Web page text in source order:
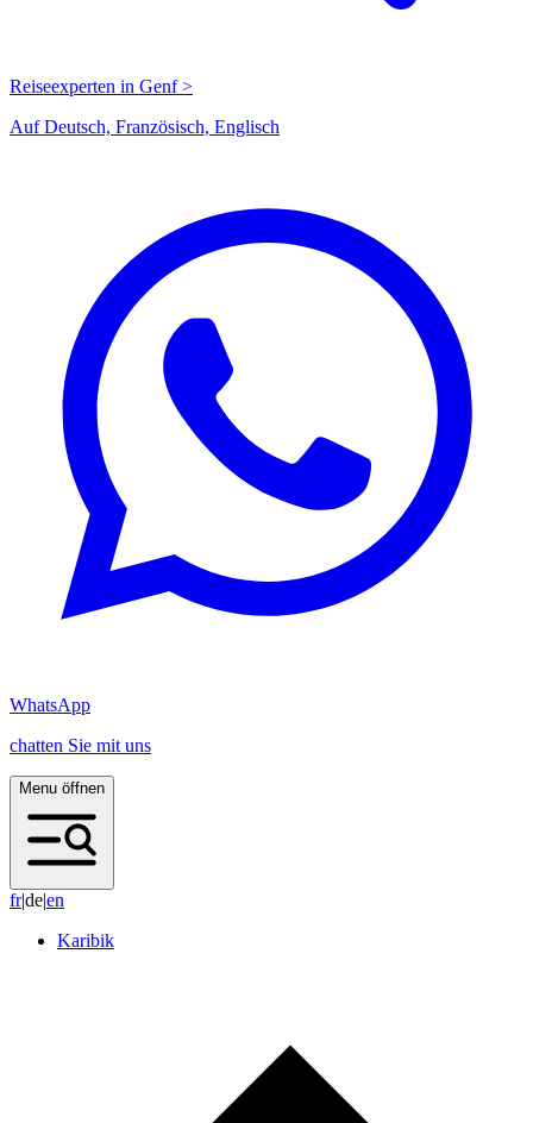
Reiseexperten in Genf >
Auf Deutsch, Französisch, Englisch
WhatsApp
chatten Sie mit uns
Menu öffnen
fr|de|en
Karibik